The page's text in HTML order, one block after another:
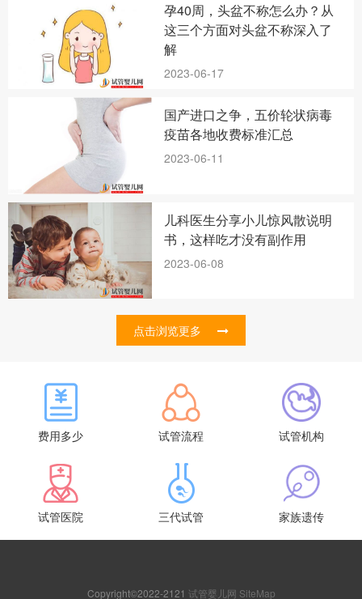
孕40周，头盆不称怎么办？从
这三个方面对头盆不称深入了
解
2023-06-17
国产进口之争，五价轮状病毒
疫苗各地收费标准汇总
2023-06-11
儿科医生分享小儿惊风散说明
书，这样吃才没有副作用
2023-06-08
点击浏览更多
费用多少 试管流程 试管机构
试管医院 三代试管 家族遗传
Copyright©2022-2121 试管婴儿网 SiteMap